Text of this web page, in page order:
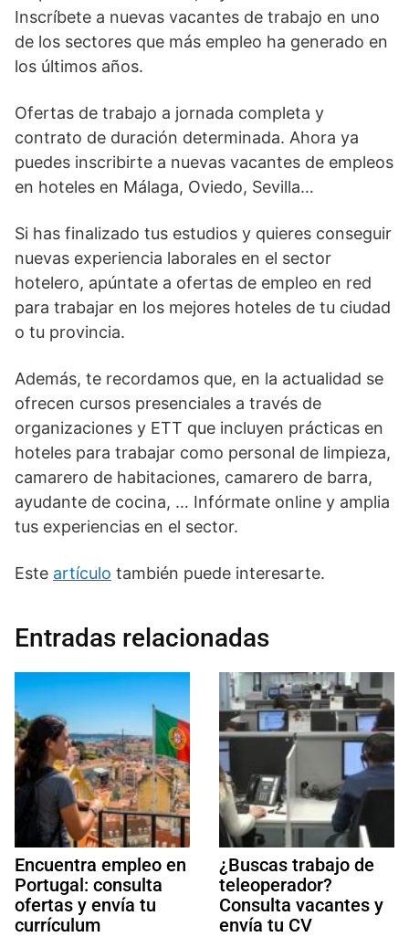
Inscríbete a nuevas vacantes de trabajo en uno
de los sectores que más empleo ha generado en
los últimos años.
Ofertas de trabajo a jornada completa y
contrato de duración determinada. Ahora ya
puedes inscribirte a nuevas vacantes de empleos
en hoteles en Málaga, Oviedo, Sevilla…
Si has finalizado tus estudios y quieres conseguir
nuevas experiencia laborales en el sector
hotelero, apúntate a ofertas de empleo en red
para trabajar en los mejores hoteles de tu ciudad
o tu provincia.
Además, te recordamos que, en la actualidad se
ofrecen cursos presenciales a través de
organizaciones y ETT que incluyen prácticas en
hoteles para trabajar como personal de limpieza,
camarero de habitaciones, camarero de barra,
ayudante de cocina, … Infórmate online y amplia
tus experiencias en el sector.
Este artículo también puede interesarte.
Entradas relacionadas
Encuentra empleo en
Portugal: consulta
ofertas y envía tu
currículum
¿Buscas trabajo de
teleoperador?
Consulta vacantes y
envía tu CV